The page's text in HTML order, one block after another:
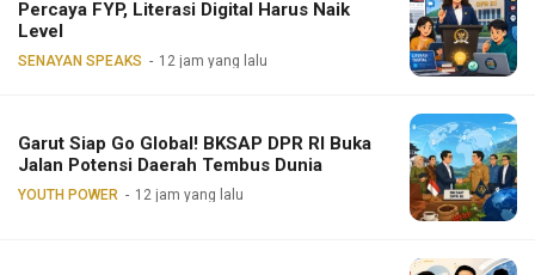
Percaya FYP, Literasi Digital Harus Naik
Level
SENAYAN SPEAKS 12 jam yang lalu
Garut Siap Go Global! BKSAP DPR RI Buka
Jalan Potensi Daerah Tembus Dunia
YOUTH POWER 12 jam yang lalu